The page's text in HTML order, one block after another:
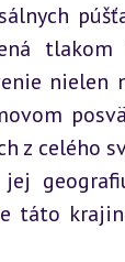
z celého
táto